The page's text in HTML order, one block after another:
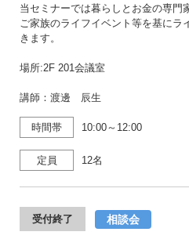
当セミナーでは暮らしとお金の専門
ご家族のライフイベント等を基にラ
きます。
場所:2F 201会議室
講師：渡邊 辰生
時間帯 10:00～12:00
定員 12名
受付終了 相談会